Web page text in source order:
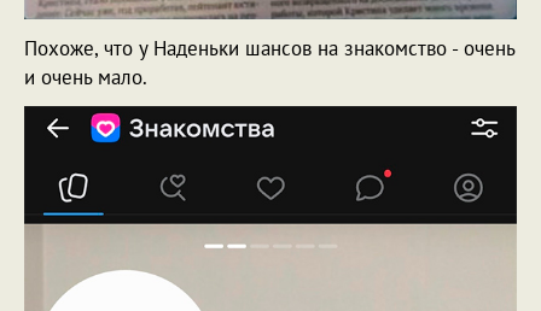
Похоже, что у Наденьки шансов на знакомство - очень
и очень мало.